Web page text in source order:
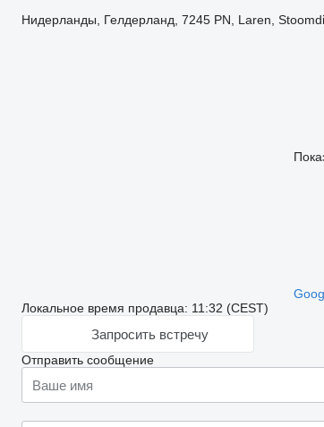
Нидерланды, Гелдерланд, 7245 PN, Laren,
Локальное время продавца: 11:32 (CEST)
Запросить встречу
Отправить сообщение